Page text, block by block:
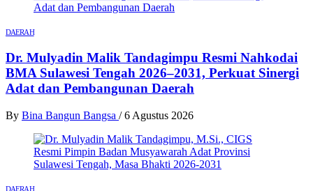
DAERAH
Dr. Mulyadin Malik Tandagimpu Resmi Nahkodai
BMA Sulawesi Tengah 2026–2031, Perkuat Sinergi
Adat dan Pembangunan Daerah
By Bina Bangun Bangsa / 6 Agustus 2026
DAERAH